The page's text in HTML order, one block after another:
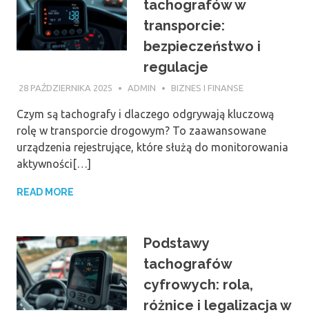
tachografów w
transporcie:
bezpieczeństwo i
regulacje
28 PAŹDZIERNIKA 2025 ADMIN BIZNES I FINANSE
Czym są tachografy i dlaczego odgrywają kluczową
rolę w transporcie drogowym? To zaawansowane
urządzenia rejestrujące, które służą do monitorowania
aktywności[…]
READ MORE
Podstawy
tachografów
cyfrowych: rola,
różnice i legalizacja w